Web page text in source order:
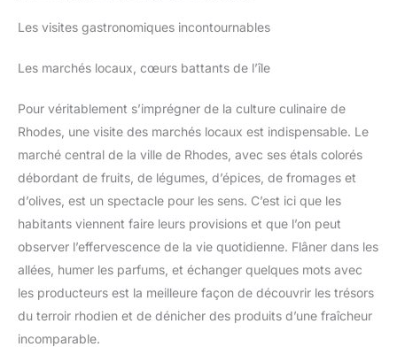
Les visites gastronomiques incontournables
Les marchés locaux, cœurs battants de l’île
Pour véritablement s’imprégner de la culture culinaire de
Rhodes, une visite des marchés locaux est indispensable. Le
marché central de la ville de Rhodes, avec ses étals colorés
débordant de fruits, de légumes, d’épices, de fromages et
d’olives, est un spectacle pour les sens. C’est ici que les
habitants viennent faire leurs provisions et que l’on peut
observer l’effervescence de la vie quotidienne. Flâner dans les
allées, humer les parfums, et échanger quelques mots avec
les producteurs est la meilleure façon de découvrir les trésors
du terroir rhodien et de dénicher des produits d’une fraîcheur
incomparable.